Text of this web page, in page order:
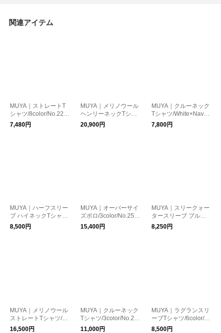
関連アイテム
MUYA｜ストレートT
シャツ/8color/No.221
4
7,480円
MUYA｜メリノウール
ヘンリーネックTシャ
ツ/5color/No.2623
20,900円
MUYA｜クルーネック
Tシャツ/White×Navy/
No.2590
7,800円
MUYA｜ハーフスリー
ブ ハイネックTシャツ/
2color/No.2580
8,500円
MUYA｜オーバーサイ
ズポロ/3color/No.255
0
15,400円
MUYA｜スリークォー
タースリーブ プルオ
ーバー/2color/No.257
8,250円
MUYA｜メリノウール
ストレートTシャツ/5c
olor/No.2657
16,500円
MUYA｜クルーネック
Tシャツ/3color/No.25
48
11,000円
MUYA｜ラグランスリ
ーブTシャツ/6color/N
o.2081
8,500円